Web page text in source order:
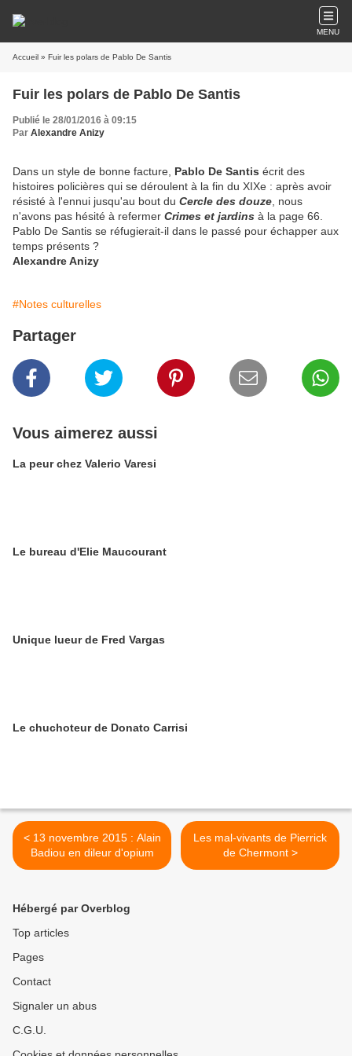
MENU
Accueil » Fuir les polars de Pablo De Santis
Fuir les polars de Pablo De Santis
Publié le 28/01/2016 à 09:15
Par Alexandre Anizy
Dans un style de bonne facture, Pablo De Santis écrit des
histoires policières qui se déroulent à la fin du XIXe : après avoir
résisté à l'ennui jusqu'au bout du Cercle des douze , nous
n'avons pas hésité à refermer Crimes et jardins à la page 66.
Pablo De Santis se réfugierait-il dans le passé pour échapper aux
temps présents ?
Alexandre Anizy
#Notes culturelles
Partager
Vous aimerez aussi
La peur chez Valerio Varesi
Le bureau d'Elie Maucourant
Unique lueur de Fred Vargas
Le chuchoteur de Donato Carrisi
< 13 novembre 2015 : Alain
Badiou en dileur d'opium
Les mal-vivants de Pierrick
de Chermont >
Hébergé par Overblog
Top articles
Pages
Contact
Signaler un abus
C.G.U.